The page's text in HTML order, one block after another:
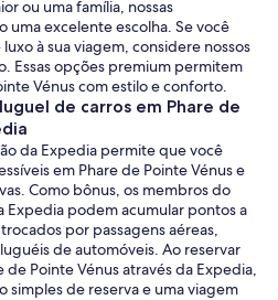
ou uma família, nossas
uma excelente escolha. Se você
à sua viagem, considere nossos
Essas opções premium permitem
Vénus com estilo e conforto.
de carros em Phare de
da Expedia permite que você
em Phare de Pointe Vénus e
Como bônus, os membros do
Expedia podem acumular pontos a
por passagens aéreas,
de automóveis. Ao reservar
Pointe Vénus através da Expedia,
simples de reserva e uma viagem